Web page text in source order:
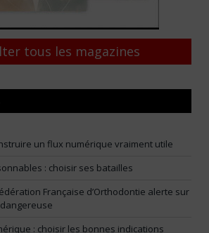
tous les magazines
un flux numérique vraiment utile
: choisir ses batailles
Française d’Orthodontie alerte sur
: choisir les bonnes indications